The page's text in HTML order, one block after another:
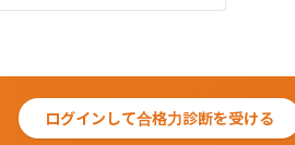
ログインして合格力診断を受ける